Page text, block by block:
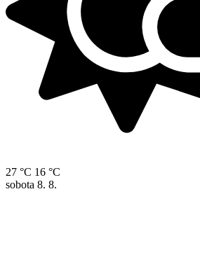
27 °C 16 °C
sobota 8. 8.